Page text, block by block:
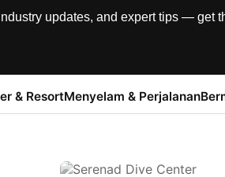
updates, and expert tips — get
& ResortMenyelam & Perjalanan